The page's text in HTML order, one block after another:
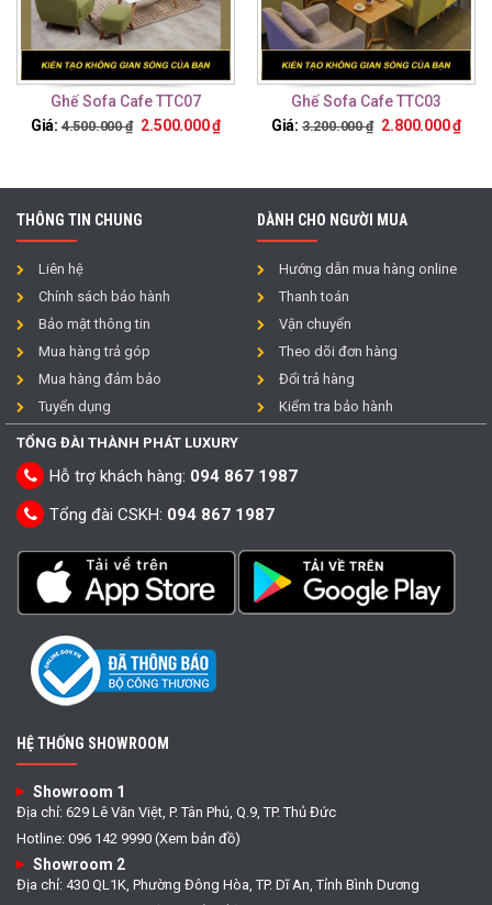
Ghế Sofa Cafe TTC07
Giá: 4.500.000₫ 2.500.000₫
Ghế Sofa Cafe TTC03
Giá: 3.200.000₫ 2.800.000₫
THÔNG TIN CHUNG
Liên hệ
Chính sách bảo hành
Bảo mật thông tin
Mua hàng trả góp
Mua hàng đảm bảo
Tuyển dụng
DÀNH CHO NGƯỜI MUA
Hướng dẫn mua hàng online
Thanh toán
Vận chuyển
Theo dõi đơn hàng
Đổi trả hàng
Kiểm tra bảo hành
TỔNG ĐÀI THÀNH PHÁT LUXURY
Hỗ trợ khách hàng: 094 867 1987
Tổng đài CSKH: 094 867 1987
HỆ THỐNG SHOWROOM
Showroom 1
Địa chỉ: 629 Lê Văn Việt, P. Tân Phú, Q.9, TP. Thủ Đức
Hotline: 096 142 9990 (Xem bản đồ)
Showroom 2
Địa chỉ: 430 QL1K, Phường Đông Hòa, TP. Dĩ An, Tỉnh Bình Dương